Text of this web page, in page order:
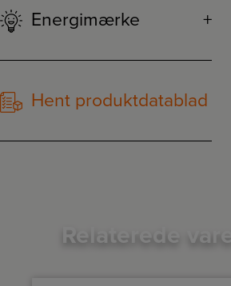
Energimærke
Hent produktdatablad
Relaterede varer